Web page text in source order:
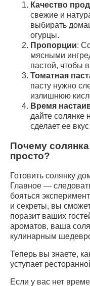
Качество
свежие и
выбирать
огурцы.
Пропорции:
мясными
пастой, чтобы
Томатная
пасту нужно
излишнюю
Время
дайте солянке
сделает ее
Почему
просто?
Готовить солянку
Главное —
бояться
и секреты, вы
поразит ваших
ароматов, ваша
кулинарным
Теперь вы знаете,
уступает
Если у вас нет